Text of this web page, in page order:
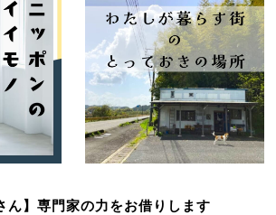
ん】専門家の力をお借りします